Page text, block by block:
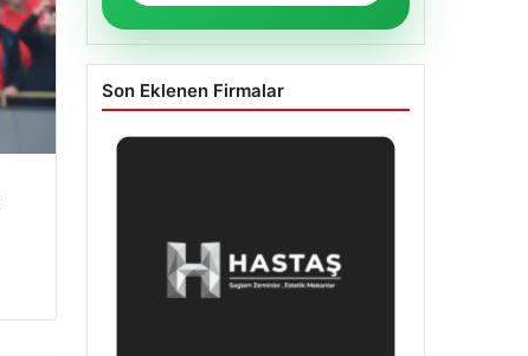
Son Eklenen Firmalar